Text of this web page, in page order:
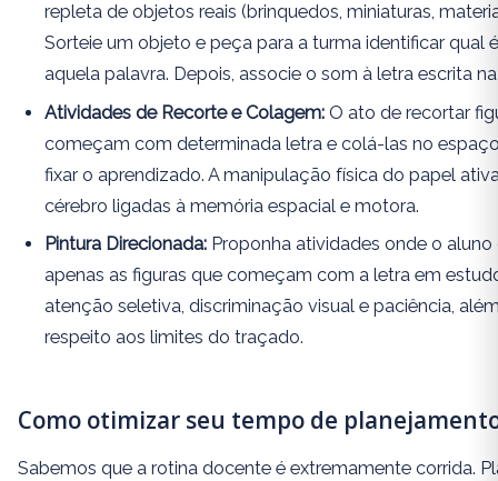
repleta de objetos reais (brinquedos, miniaturas,
Sorteie um objeto e peça para a turma identificar qual
aquela palavra. Depois, associe o som à letra escrita
Atividades de Recorte e Colagem: O ato de recortar
começam com determinada letra e colá-las no
fixar o aprendizado. A manipulação física do papel
cérebro ligadas à memória espacial e motora.
Pintura Direcionada: Proponha atividades onde o
apenas as figuras que começam com a letra em
atenção seletiva, discriminação visual e paciência,
respeito aos limites do traçado.
Como otimizar seu tempo de
Sabemos que a rotina docente é extremamente corrida.